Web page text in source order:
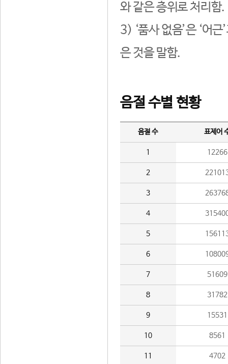
와 같은 층위로 처리함.
3) ‘품사 없음’은 ‘어
은 것을 말함.
음절 수별 현황
음절 수 표제어
1 12266
2
3
4
5
6
7 51609
8 31782
9 15531
10 8561
11 4702